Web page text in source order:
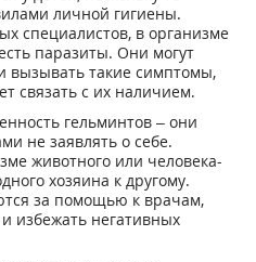
личной гигиены.
специалистов, в организме
паразиты. Они могут
вызывать такие симптомы,
связать с их наличием.
гельминтов – они
не заявлять о себе.
животного или человека-
хозяина к другому.
за помощью к врачам,
избежать негативных